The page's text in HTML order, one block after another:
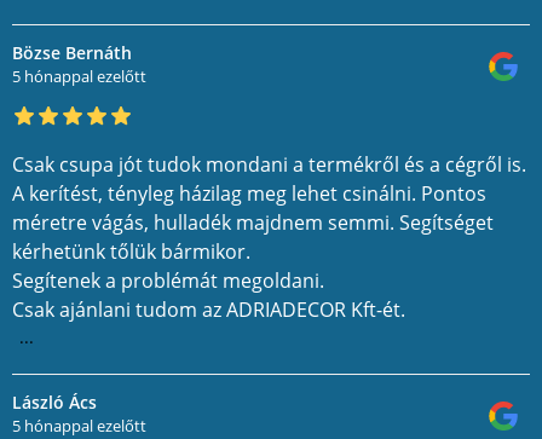
Bözse Bernáth
5 hónappal ezelőtt
Csak csupa jót tudok mondani a termékről és a cégről is.
A kerítést, tényleg házilag meg lehet csinálni. Pontos
méretre vágás, hulladék majdnem semmi. Segítséget
kérhetünk tőlük bármikor.
Segítenek a problémát megoldani.
Csak ajánlani tudom az ADRIADECOR Kft-ét.
...
László Ács
5 hónappal ezelőtt